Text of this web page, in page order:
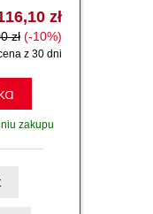
zł
zł (-10%)
z 30 dni
zakupu